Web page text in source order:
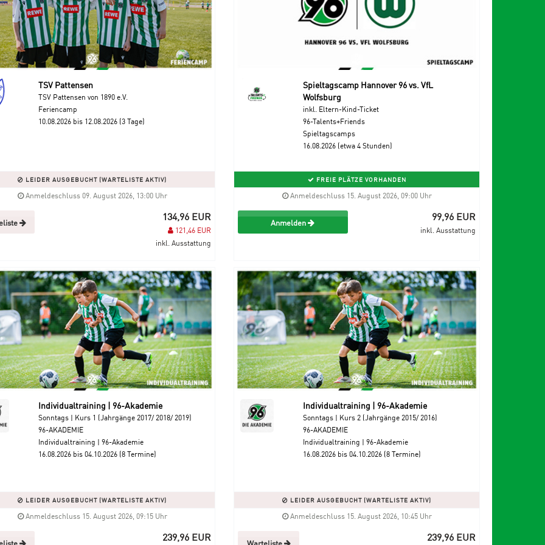
TSV Pattensen
TSV Pattensen von 1890 e.V.
Feriencamp
10.08.2026 bis 12.08.2026 (3 Tage)
LEIDER AUSGEBUCHT (WARTELISTE AKTIV)
Anmeldeschluss 09. August 2026, 13:00 Uhr
134,96 EUR
121,46 EUR
inkl. Ausstattung
Spieltagscamp Hannover 96 vs. VfL
Wolfsburg
inkl. Eltern-Kind-Ticket
96-Talents+Friends
Spieltagscamps
16.08.2026 (etwa 4 Stunden)
FREIE PLÄTZE VORHANDEN
Anmeldeschluss 15. August 2026, 09:00 Uhr
Anmelden 99,96 EUR
inkl. Ausstattung
Individualtraining | 96-Akademie
Sonntags | Kurs 1 (Jahrgänge 2017/ 2018/ 2019)
96-AKADEMIE
Individualtraining | 96-Akademie
16.08.2026 bis 04.10.2026 (8 Termine)
LEIDER AUSGEBUCHT (WARTELISTE AKTIV)
Anmeldeschluss 15. August 2026, 09:15 Uhr
239,96 EUR
Individualtraining | 96-Akademie
Sonntags | Kurs 2 (Jahrgänge 2015/ 2016)
96-AKADEMIE
Individualtraining | 96-Akademie
16.08.2026 bis 04.10.2026 (8 Termine)
LEIDER AUSGEBUCHT (WARTELISTE AKTIV)
Anmeldeschluss 15. August 2026, 10:45 Uhr
Warteliste 239,96 EUR